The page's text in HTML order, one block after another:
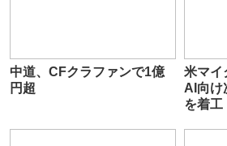
中道、CFクラファンで1億
円超
米マイ
AI向け
を着工